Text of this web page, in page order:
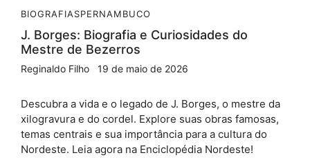
BIOGRAFIASPERNAMBUCO
J. Borges: Biografia e Curiosidades do
Mestre de Bezerros
Reginaldo Filho 19 de maio de 2026
Descubra a vida e o legado de J. Borges, o mestre da
xilogravura e do cordel. Explore suas obras famosas,
temas centrais e sua importância para a cultura do
Nordeste. Leia agora na Enciclopédia Nordeste!